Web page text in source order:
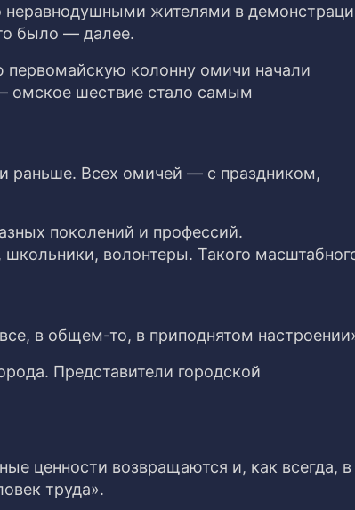
жителями в
было — далее.
первомайскую колонну омичи начали
омское шествие стало самым
раньше. Всех омичей — с праздником,
поколений и профессий.
волонтеры. Такого
в общем-то, в приподнятом
Представители городской
ценности возвращаются и, как всегда, в
труда».